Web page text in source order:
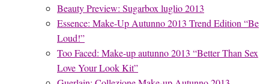
Beauty Preview: Sugarbox luglio 2013
Essence: Make-Up Autunno 2013 Trend Edition “Be
Loud!”
Too Faced: Make-up autunno 2013 “Better Than Sex
Love Your Look Kit”